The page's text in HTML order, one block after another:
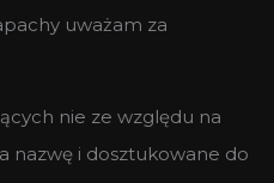
uważam za
nie ze względu na
nazwę i dosztukowane do